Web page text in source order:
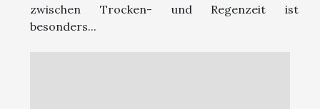
zwischen Trocken- und Regenzeit ist
besonders...